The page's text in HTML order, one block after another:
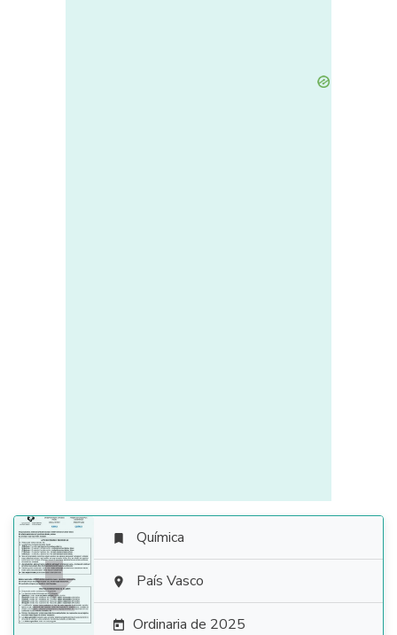

 Química
 País Vasco
 Ordinaria de 2025